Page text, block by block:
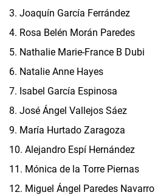
3. Joaquín García Ferrández
4. Rosa Belén Morán Paredes
5. Nathalie Marie-France B Dubi
6. Natalie Anne Hayes
7. Isabel García Espinosa
8. José Ángel Vallejos Sáez
9. María Hurtado Zaragoza
10. Alejandro Espí Hernández
11. Mónica de la Torre Piernas
12. Miguel Ángel Paredes Navarro